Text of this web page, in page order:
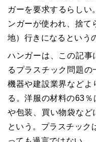
ガーを要求するらしい
ンガーが使われ、捨て
地）行きになるという
ハンガーは、この記事
るプラスチック問題
機器や建設業界などよ
る。洋服の材料の63
や包装、買い物袋など
という。プラスチック